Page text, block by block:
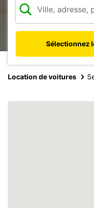
Sélectionnez
Location de voitures